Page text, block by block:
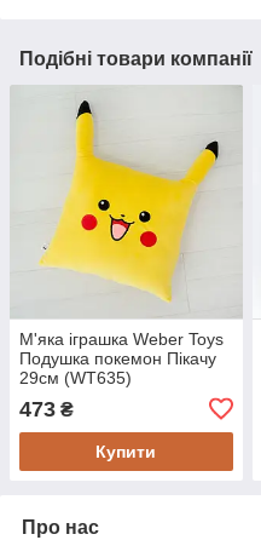
Подібні товари компанії
М'яка іграшка Weber Toys
Подушка покемон Пікачу
29см (WT635)
473 ₴
Купити
Про нас